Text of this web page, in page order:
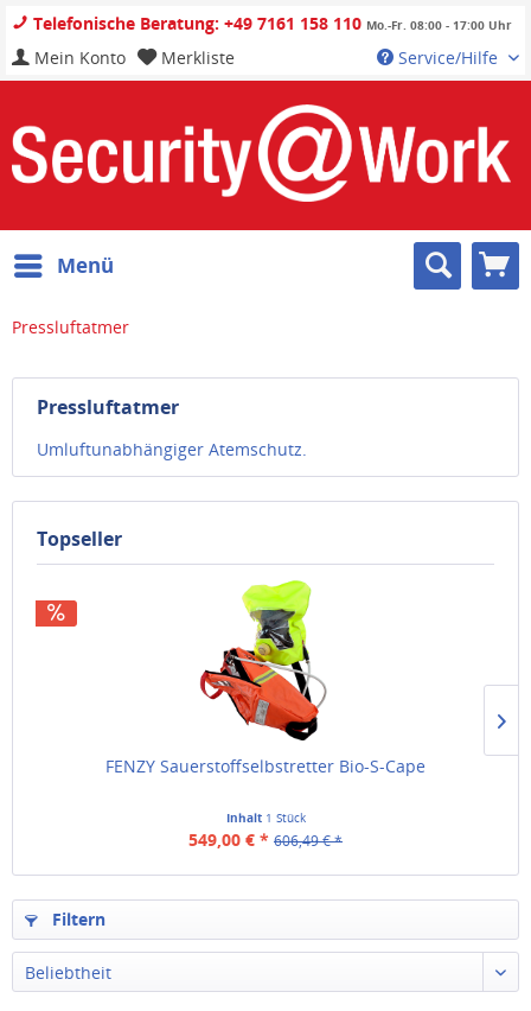
Telefonische Beratung: +49 7161 158 110 Mo.-Fr. 08:00 - 17:00 Uhr
Service/Hilfe
Mein Konto Merkliste
Menü
Pressluftatmer
Pressluftatmer
Umluftunabhängiger Atemschutz.
Topseller
FENZY Sauerstoffselbstretter Bio-S-Cape
Inhalt 1 Stück
549,00 € * 606,49 € *
Filtern
Beliebtheit